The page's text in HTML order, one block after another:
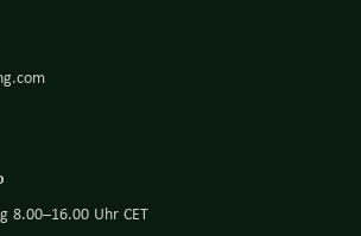
8.00–16.00 Uhr CET